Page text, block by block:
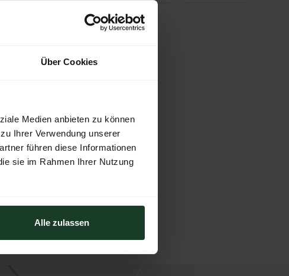
Über Cookies
Medien anbieten zu können
Ihrer Verwendung unserer
führen diese Informationen
sie im Rahmen Ihrer Nutzung
Alle zulassen